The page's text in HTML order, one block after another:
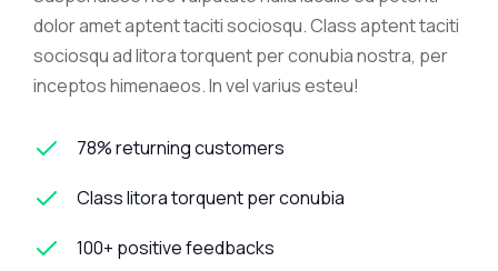
dolor amet aptent taciti sociosqu. Class aptent taciti
sociosqu ad litora torquent per conubia nostra, per
inceptos himenaeos. In vel varius esteu!
78% returning customers
Class litora torquent per conubia
100+ positive feedbacks